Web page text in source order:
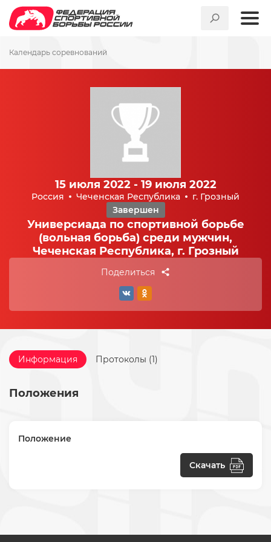
Календарь соревнований
15 июля 2022 - 19 июля 2022
Россия Чеченская Республика
г. Грозный
Завершен
Универсиада по спортивной борьбе
(вольная борьба) среди мужчин,
Чеченская Республика, г. Грозный
Поделиться
Информация Протоколы (1)
Положения
Положение
Скачать